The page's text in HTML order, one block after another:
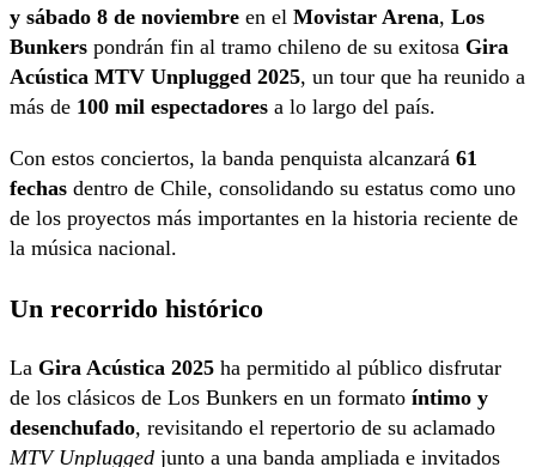
y sábado 8 de noviembre en el Movistar Arena, Los
Bunkers pondrán fin al tramo chileno de su exitosa Gira
Acústica MTV Unplugged 2025, un tour que ha reunido a
más de 100 mil espectadores a lo largo del país.
Con estos conciertos, la banda penquista alcanzará 61
fechas dentro de Chile, consolidando su estatus como uno
de los proyectos más importantes en la historia reciente de
la música nacional.
Un recorrido histórico
La Gira Acústica 2025 ha permitido al público disfrutar
de los clásicos de Los Bunkers en un formato íntimo y
desenchufado, revisitando el repertorio de su aclamado
MTV Unplugged junto a una banda ampliada e invitados